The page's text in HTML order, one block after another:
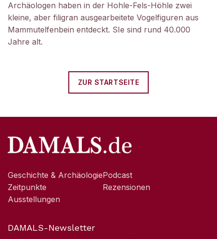
Archäologen haben in der Hohle-Fels-Höhle zwei
kleine, aber filigran ausgearbeitete Vogelfiguren aus
Mammutelfenbein entdeckt. SIe sind rund 40.000
Jahre alt.
ZUR STARTSEITE
Geschichte & Archäologie
Zeitpunkte
Ausstellungen
Podcast
Rezensionen
DAMALS-Newsletter